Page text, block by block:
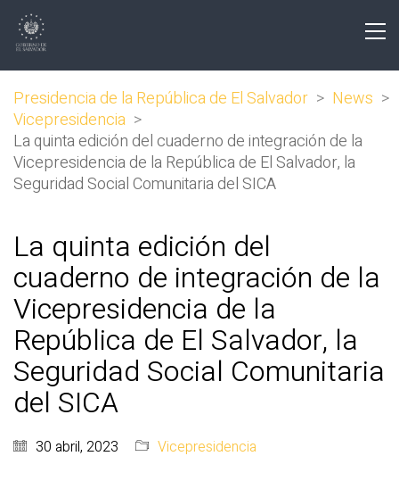
Presidencia de la República de El Salvador > News >
Vicepresidencia >
La quinta edición del cuaderno de integración de la
Vicepresidencia de la República de El Salvador, la
Seguridad Social Comunitaria del SICA
La quinta edición del
cuaderno de integración de la
Vicepresidencia de la
República de El Salvador, la
Seguridad Social Comunitaria
del SICA
30 abril, 2023 Vicepresidencia